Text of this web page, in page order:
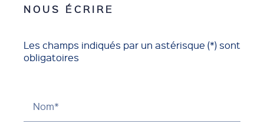
NOUS ÉCRIRE
Les champs indiqués par un astérisque (*) sont
obligatoires
Nom*